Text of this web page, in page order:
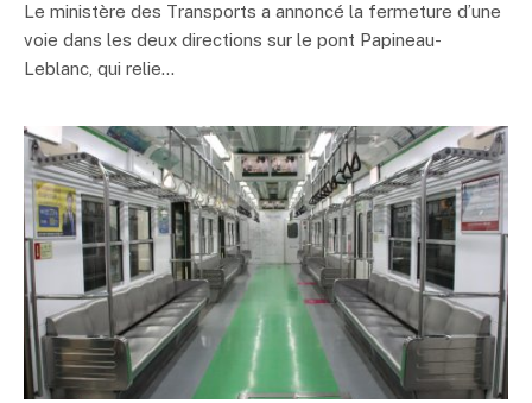
Le ministère des Transports a annoncé la fermeture d’une
voie dans les deux directions sur le pont Papineau-
Leblanc, qui relie…